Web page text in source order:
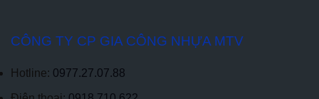
CÔNG TY CP GIA CÔNG NHỰA MTV
Hotline: 0977.27.07.88